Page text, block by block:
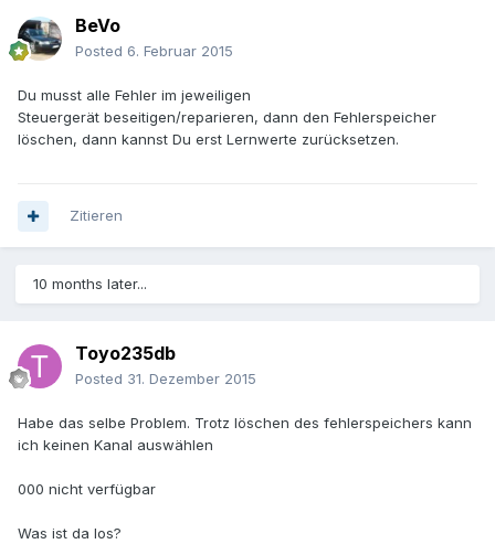
BeVo
Posted 6. Februar 2015
Du musst alle Fehler im jeweiligen
Steuergerät beseitigen/reparieren, dann den Fehlerspeicher
löschen, dann kannst Du erst Lernwerte zurücksetzen.
Zitieren
10 months later...
Toyo235db
Posted 31. Dezember 2015
Habe das selbe Problem. Trotz löschen des fehlerspeichers kann
ich keinen Kanal auswählen
000 nicht verfügbar
Was ist da los?